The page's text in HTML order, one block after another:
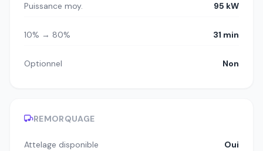
Puissance moy. 95 kW
10% → 80% 31 min
Optionnel Non
REMORQUAGE
Attelage disponible Oui